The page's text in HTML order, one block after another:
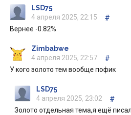
LSD75
4 апреля 2025, 22:15
#
Вернее -0.82%
Zimbabwe
4 апреля 2025, 22:57
#
У кого золото тем вообще пофик
LSD75
4 апреля 2025, 23:02
#
Золото отдельная тема,я ещё